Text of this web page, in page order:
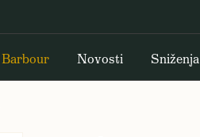
Barbour Novosti Sniženja